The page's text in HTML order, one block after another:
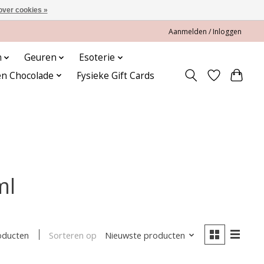
Aanmelden / Inloggen
Geuren
Esoterie
Chocolade
Fysieke Gift Cards
Sorteren op Nieuwste producten
cookies »